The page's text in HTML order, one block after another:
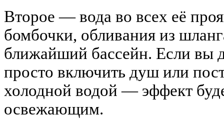
Второе — вода во всех её
бомбочки, обливания из
ближайший бассейн. Если вы
просто включить душ или
холодной водой — эффект
освежающим.